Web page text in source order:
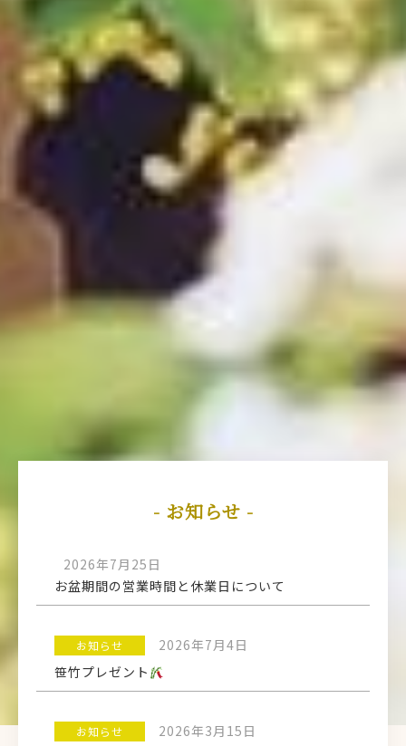
- お知らせ -
2026年7月25日
お盆期間の営業時間と休業日について
お知らせ
2026年7月4日
笹竹プレゼント
お知らせ
2026年3月15日